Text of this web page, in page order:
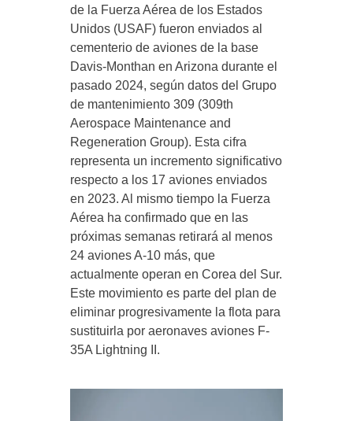
de la Fuerza Aérea de los Estados
Unidos (USAF) fueron enviados al
cementerio de aviones de la base
Davis-Monthan en Arizona durante el
pasado 2024, según datos del Grupo
de mantenimiento 309 (309th
Aerospace Maintenance and
Regeneration Group). Esta cifra
representa un incremento significativo
respecto a los 17 aviones enviados
en 2023. Al mismo tiempo la Fuerza
Aérea ha confirmado que en las
próximas semanas retirará al menos
24 aviones A-10 más, que
actualmente operan en Corea del Sur.
Este movimiento es parte del plan de
eliminar progresivamente la flota para
sustituirla por aeronaves aviones F-
35A Lightning II.